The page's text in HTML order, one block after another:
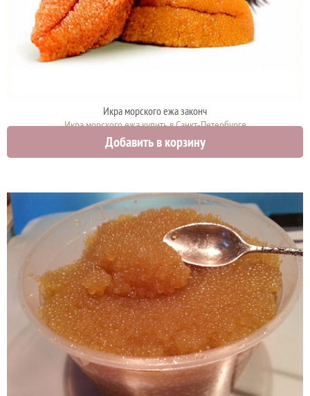
Икра морского ежа законч
Икра морского ежа купить в Санкт-Петербурге
1134 руб.
Добавить в корзину